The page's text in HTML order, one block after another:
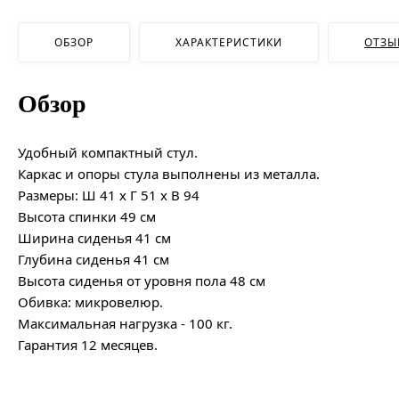
ОБЗОР ХАРАКТЕРИСТИКИ
Обзор
Удобный компактный стул.
Каркас и опоры стула выполнены из металла.
Размеры: Ш 41 х Г 51 х В 94
Высота спинки 49 см
Ширина сиденья 41 см
Глубина сиденья 41 см
Высота сиденья от уровня пола 48 см
Обивка: микровелюр.
Максимальная нагрузка - 100 кг.
Гарантия 12 месяцев.